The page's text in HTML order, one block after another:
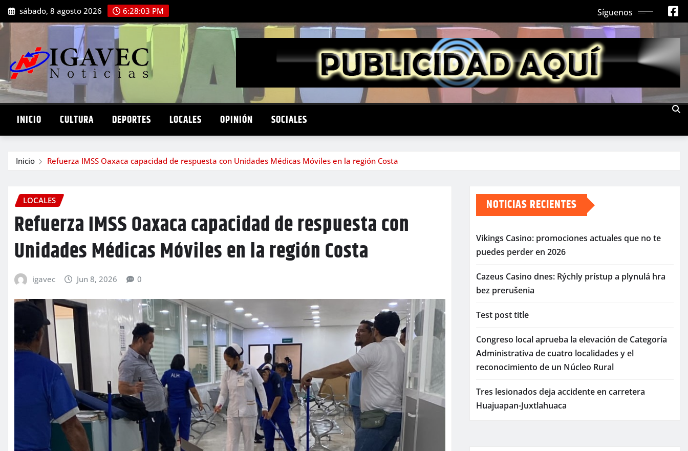
Saltar
al
contenido
sábado, 8 agosto 2026 6:28:04 PM Síguenos
INICIO CULTURA DEPORTES LOCALES OPINIÓN SOCIALES
Inicio Refuerza IMSS Oaxaca capacidad de respuesta con Unidades Médicas Móviles en la región Costa
LOCALES
Refuerza IMSS Oaxaca capacidad de respuesta con
Unidades Médicas Móviles en la región Costa
igavec Jun 8, 2026 0
NOTICIAS RECIENTES
Vikings Casino: promociones actuales que no te
puedes perder en 2026
Cazeus Casino dnes: Rýchly prístup a plynulá hra
bez prerušenia
Test post title
Congreso local aprueba la elevación de Categoría
Administrativa de cuatro localidades y el
reconocimiento de un Núcleo Rural
Tres lesionados deja accidente en carretera
Huajuapan-Juxtlahuaca